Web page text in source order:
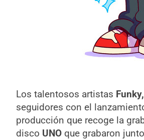
Los talentosos artistas Funky,
seguidores con el
producción que recoge la
disco UNOque grabaron